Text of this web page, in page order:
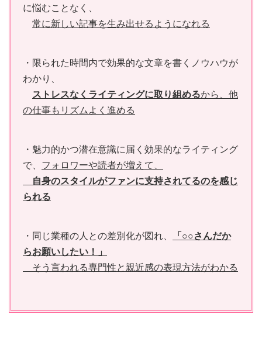
に悩むことなく、
常に新しい記事を生み出せるようになれる
・限られた時間内で効果的な文章を書くノウハウが
わかり、
ストレスなくライティングに取り組めるから、他
の仕事もリズムよく進める
・魅力的かつ潜在意識に届く効果的なライティング
で、 フォロワーや読者が増えて、
自身のスタイルがファンに支持されてるのを感じ
られる
・同じ業種の人との差別化が図れ、
「○○さんだか
らお願いしたい！」
そう言われる専門性と親近感の表現方法がわかる